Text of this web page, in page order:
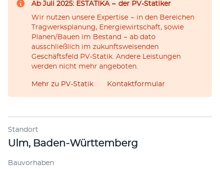
Ab Juli 2025: ESTATIKA − der PV-Statiker
Wir nutzen unsere Expertise − in den Bereichen
Tragwerksplanung, Energiewirtschaft, sowie
Planen/Bauen im Bestand − ab dato
ausschließlich im zukunftsweisenden
Geschäftsfeld PV-Statik. Andere Leistungen
werden nicht mehr angeboten.
Mehr zu PV-Statik Kontaktformular
Standort
Ulm, Baden-Württemberg
Bauvorhaben